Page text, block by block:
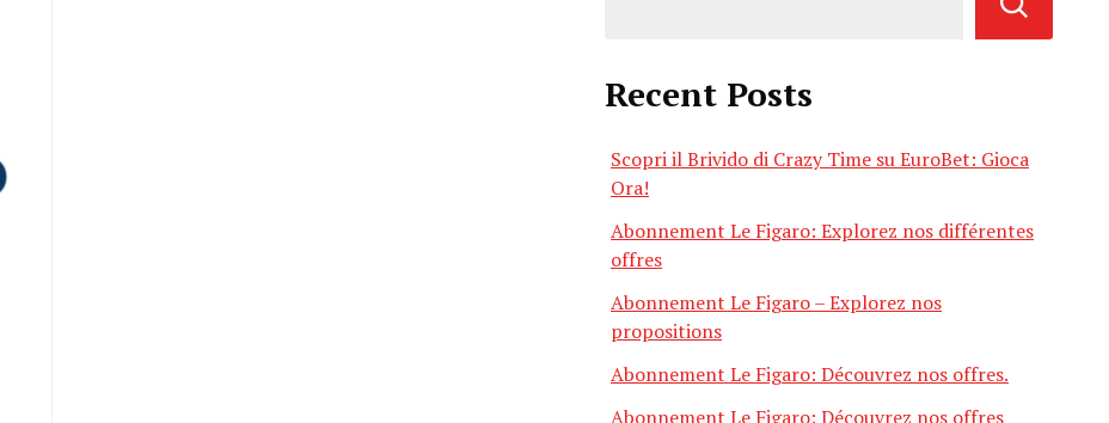
Recent Posts
Scopri il Brivido di Crazy Time su EuroBet: Gioca
Ora!
Abonnement Le Figaro: Explorez nos différentes
offres
Abonnement Le Figaro – Explorez nos
propositions
Abonnement Le Figaro: Découvrez nos offres.
Abonnement Le Figaro: Découvrez nos offres